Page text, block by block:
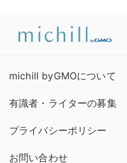
michill byGMOについて
有識者・ライターの募集
プライバシーポリシー
お問い合わせ